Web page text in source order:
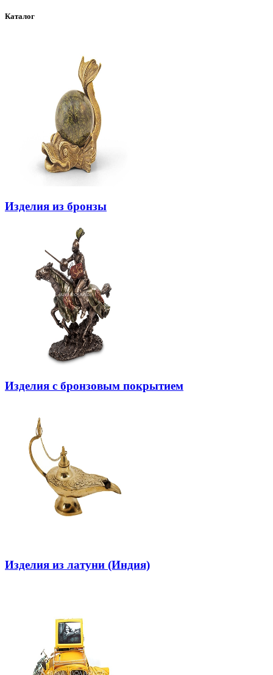
Каталог
Изделия из бронзы
Изделия с бронзовым покрытием
Изделия из латуни (Индия)